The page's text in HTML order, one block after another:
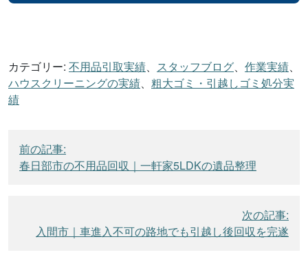
カテゴリー: 不用品引取実績、 スタッフブログ、 作業実績、
ハウスクリーニングの実績、 粗大ゴミ・引越しゴミ処分実
績
投
稿
前の記事:
春日部市の不用品回収｜一軒家5LDKの遺品整理
次の記事:
入間市｜車進入不可の路地でも引越し後回収を完遂